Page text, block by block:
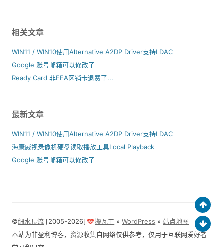
相关文章
WIN11 / WIN10使用Alternative A2DP Driver支持LDAC
Google 账号邮箱可以修改了
Ready Card 非EEA区销卡退费了...
最新文章
WIN11 / WIN10使用Alternative A2DP Driver支持LDAC
海康威视录像机硬盘读取播放工具Local Playback
Google 账号邮箱可以修改了
©細水長流 ⌈2005-2026⌋ 搬瓦工 »WordPress »站点地图
本站为非盈利博客，资源收集自网络仅供参考，仅用于互联网爱好者